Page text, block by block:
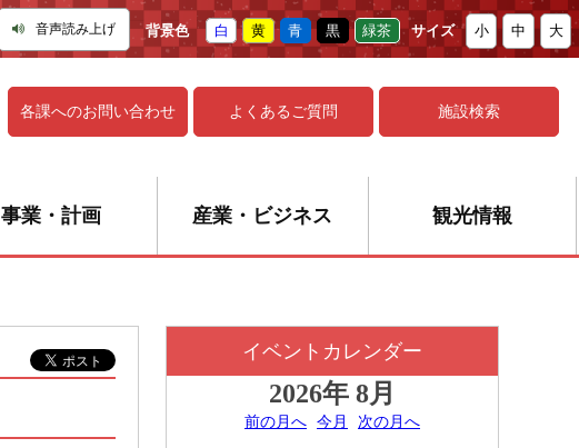
音声読み上げ 背景色 白 黄 青 黒 緑茶 サイズ 小 中 大
各課へのお問い合わせ よくあるご質問 施設検索
事業・計画 産業・ビジネス 観光情報
イベントカレンダー
2026年 8月
前の月へ 今月 次の月へ